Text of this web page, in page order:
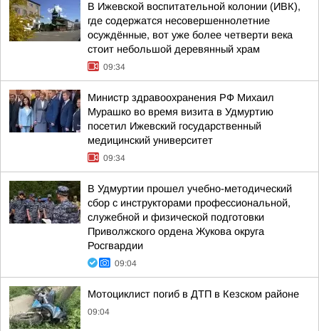
В Ижевской воспитательной колонии (ИВК),
где содержатся несовершеннолетние
осуждённые, вот уже более четверти века
стоит небольшой деревянный храм
09:34
Министр здравоохранения РФ Михаил
Мурашко во время визита в Удмуртию
посетил Ижевский государственный
медицинский университет
09:34
В Удмуртии прошел учебно-методический
сбор с инструкторами профессиональной,
служебной и физической подготовки
Приволжского ордена Жукова округа
Росгвардии
09:04
Мотоциклист погиб в ДТП в Кезском районе
09:04